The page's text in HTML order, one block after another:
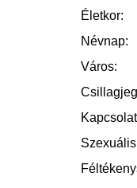
Életkor:
Névnap:
Város: